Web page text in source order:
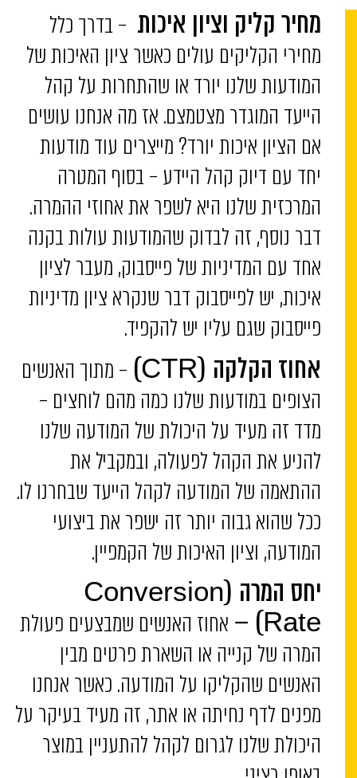
מחיר קליק וציון איכות – בדרך כלל
מחירי הקליקים עולים כאשר ציון האיכות של
המודעות שלנו יורד או שהתחרות על קהל
הייעד המוגדר מצטמצם. אז מה אנחנו עושים
אם הציון איכות יורד? מייצרים עוד מודעות
יחד עם דיוק קהל היידע – בסוף המטרה
המרכזית שלנו היא לשפר את אחוזי ההמרה.
דבר נוסף, זה לבדוק שהמודעות עולות בקנה
אחד עם המדיניות של פייסבוק, מעבר לציון
איכות, יש לפייסבוק דבר שנקרא ציון מדיניות
פייסבוק שגם עליו יש להקפיד.
אחוז הקלקה (CTR)
– מתוך האנשים
הצופים במודעות שלנו כמה מהם לוחצים –
מדד זה מעיד על היכולת של המודעה שלנו
להניע את הקהל לפעולה, ובמקביל את
ההתאמה של המודעה לקהל הייעד שבחרנו לו.
ככל שהוא גבוה יותר זה ישפר את ביצועי
המודעה, וציון האיכות של הקמפיין.
יחס המרה (Conversion
Rate) –
אחוז האנשים שמבצעים פעולת
המרה של קנייה או השארת פרטים מבין
האנשים שהקליקו על המודעה. כאשר אנחנו
מפנים לדף נחיתה או אתר, זה מעיד בעיקר על
היכולת שלנו לגרום לקהל להתעניין במוצר